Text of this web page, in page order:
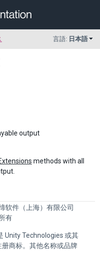
言語: 日本語
output
methods with all
软件（上海）有限公司
有
Unity Technologies 或其
商标。其他名称或品牌